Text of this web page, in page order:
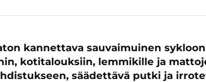
kannettava sauvaimuinen
kotitalouksiin, lemmikille ja
säädettävä putki ja